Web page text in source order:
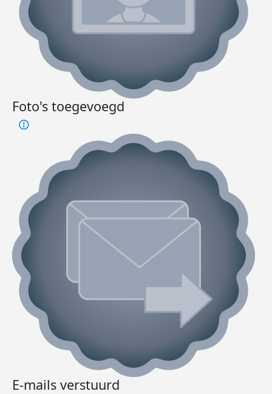
Foto's toegevoegd
E-mails verstuurd